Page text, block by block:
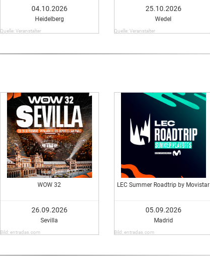
04.10.2026
Heidelberg
Quelle: Veranstalter
25.10.2026
Wedel
Quelle: Veranstalter
WOW 32
26.09.2026
Sevilla
Bild: entradas.com
LEC Summer Roadtrip by Movistar
05.09.2026
Madrid
Bild: entradas.com